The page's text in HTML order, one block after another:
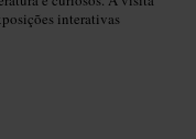
interativas